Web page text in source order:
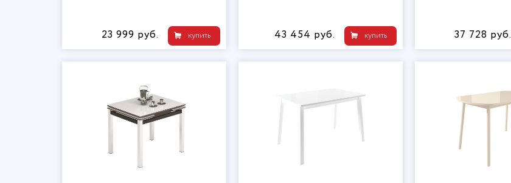
купить
23 999 руб. купить
43 454 руб. 37 728 руб.